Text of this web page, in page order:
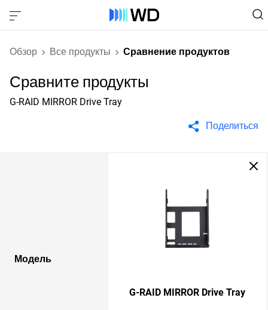
Обзор Все продукты Сравнение продуктов
Сравните продукты
G-RAID MIRROR Drive Tray
Поделиться
Модель
G-RAID MIRROR Drive Tray